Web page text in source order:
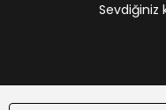
Sevdiğiniz